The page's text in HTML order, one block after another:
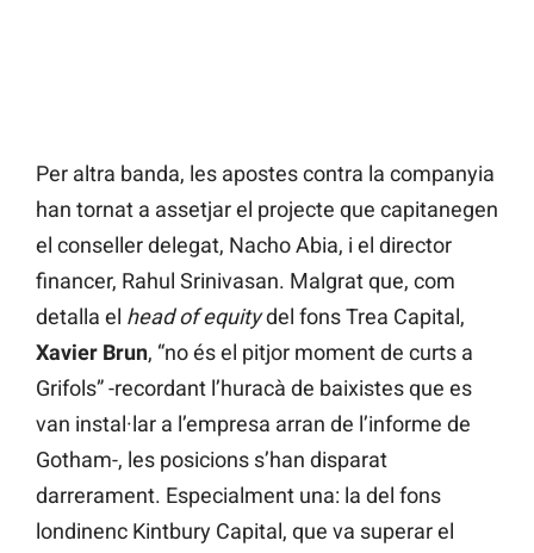
Per altra banda, les apostes contra la companyia
han tornat a assetjar el projecte que capitanegen
el conseller delegat, Nacho Abia, i el director
financer, Rahul Srinivasan. Malgrat que, com
detalla el head of equitydel fons Trea Capital,
Xavier Brun, “no és el pitjor moment de curts a
Grifols” -recordant l’huracà de baixistes que es
van instal·lar a l’empresa arran de l’informe de
Gotham-, les posicions s’han disparat
darrerament. Especialment una: la del fons
londinenc Kintbury Capital, que va superar el